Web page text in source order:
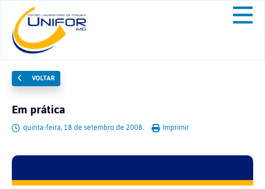
VOLTAR
Em prática
quinta-feira, 18 de setembro de 2008. Imprimir